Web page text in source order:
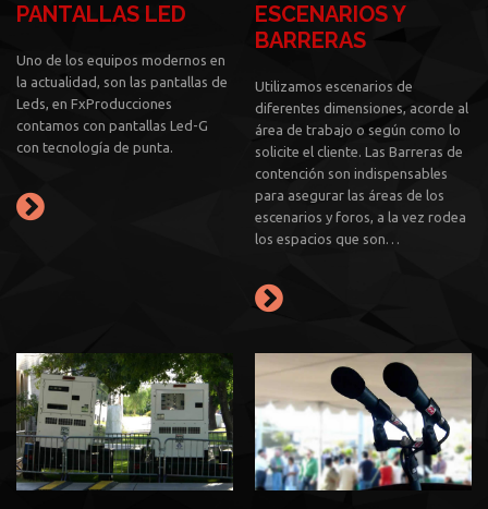
PANTALLAS LED
Uno de los equipos modernos en
la actualidad, son las pantallas de
Leds, en FxProducciones
contamos con pantallas Led-G
con tecnología de punta.
ESCENARIOS Y
BARRERAS
Utilizamos escenarios de
diferentes dimensiones, acorde al
área de trabajo o según como lo
solicite el cliente. Las Barreras de
contención son indispensables
para asegurar las áreas de los
escenarios y foros, a la vez rodea
los espacios que son…